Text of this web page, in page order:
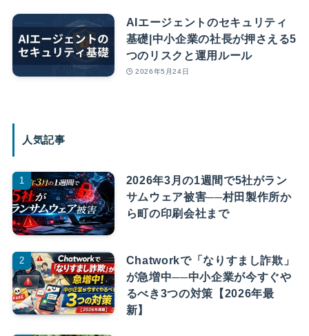
AIエージェントのセキュリティ
基礎|中小企業の社長が押さえる5
つのリスクと運用ルール
2026年5月24日
人気記事
2026年3月の1週間で5社がラン
サムウェア被害──村田製作所か
ら町の印刷会社まで
Chatworkで「なりすまし詐欺」
が急増中──中小企業が今すぐや
るべき3つの対策【2026年最
新】